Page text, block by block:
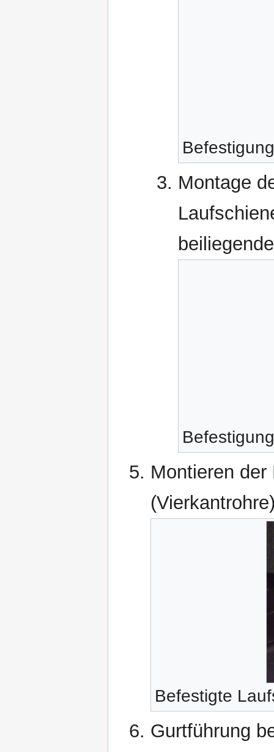
Montage
Montieren
Befestigte
Gurtführung